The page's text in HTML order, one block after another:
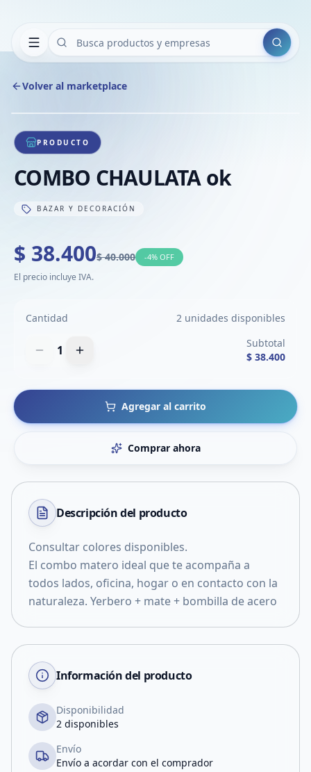
Buscar
Volver al marketplace
1/1
PRODUCTO
COMBO CHAULATA ok
BAZAR Y DECORACIÓN
$ 38.400$ 40.000 -4% OFF
El precio incluye IVA.
Cantidad 2 unidades disponibles
1
Subtotal
$ 38.400
Agregar al carrito
Comprar ahora
Descripción del producto
Consultar colores disponibles.
El combo matero ideal que te acompaña a
todos lados, oficina, hogar o en contacto con la
naturaleza. Yerbero + mate + bombilla de acero
Información del producto
Disponibilidad
2 disponibles
Envío
Envío a acordar con el comprador